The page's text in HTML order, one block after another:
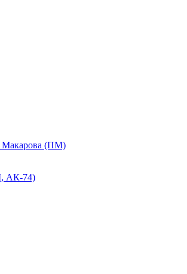
Макарова (ПМ)
АК-74)